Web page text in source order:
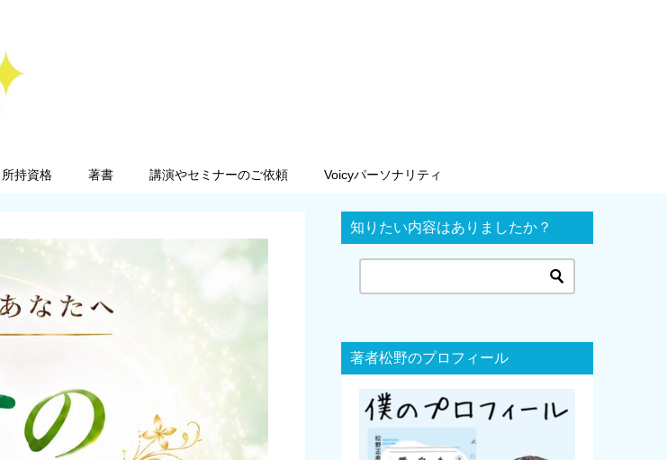
所持資格 著書 講演やセミナーのご依頼 Voicyパーソナリティ
知りたい内容はありましたか？
著者松野のプロフィール